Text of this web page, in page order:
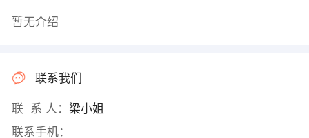
暂无介绍
联系我们
联 系 人： 梁小姐
联系手机：